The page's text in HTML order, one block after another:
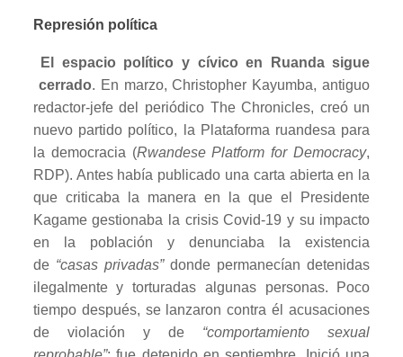
Represión política
El espacio político y cívico en Ruanda sigue
cerrado. En marzo, Christopher Kayumba, antiguo
redactor-jefe del periódico The Chronicles, creó un
nuevo partido político, la Plataforma ruandesa para
la democracia (Rwandese Platform for Democracy,
RDP). Antes había publicado una carta abierta en la
que criticaba la manera en la que el Presidente
Kagame gestionaba la crisis Covid-19 y su impacto
en la población y denunciaba la existencia
de “casas privadas”donde permanecían detenidas
ilegalmente y torturadas algunas personas. Poco
tiempo después, se lanzaron contra él acusaciones
de violación y de “comportamiento sexual